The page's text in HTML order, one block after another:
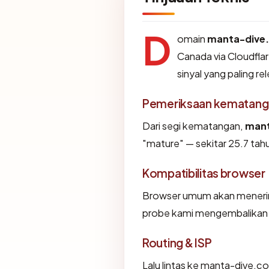
D omain manta-
Canada via
sinyal yang paling
Pemeriksaan
Dari segi kematangan,
"mature" — sekitar 25.7
Kompatibilitas browser
Browser umum akan
probe kami
Routing & ISP
Lalu lintas ke manta-